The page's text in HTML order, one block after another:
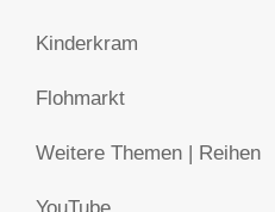
Kinderkram
Flohmarkt
Weitere Themen | Reihen